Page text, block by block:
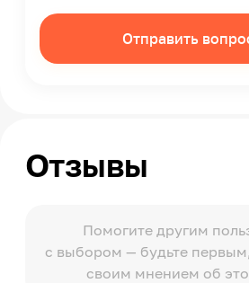
Отправить
Отзывы
Помогите другим
с выбором — будьте
своим мнением об